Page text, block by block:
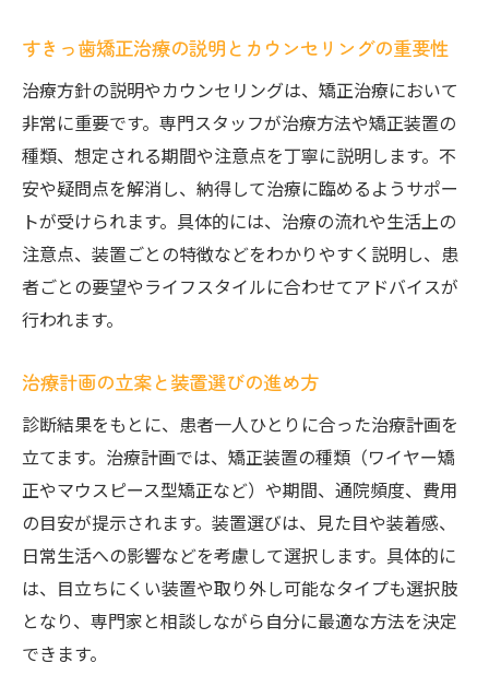
すきっ歯矯正治療の説明とカウンセリングの重要性
治療方針の説明やカウンセリングは、矯正治療において
非常に重要です。専門スタッフが治療方法や矯正装置の
種類、想定される期間や注意点を丁寧に説明します。不
安や疑問点を解消し、納得して治療に臨めるようサポー
トが受けられます。具体的には、治療の流れや生活上の
注意点、装置ごとの特徴などをわかりやすく説明し、患
者ごとの要望やライフスタイルに合わせてアドバイスが
行われます。
治療計画の立案と装置選びの進め方
診断結果をもとに、患者一人ひとりに合った治療計画を
立てます。治療計画では、矯正装置の種類（ワイヤー矯
正やマウスピース型矯正など）や期間、通院頻度、費用
の目安が提示されます。装置選びは、見た目や装着感、
日常生活への影響などを考慮して選択します。具体的に
は、目立ちにくい装置や取り外し可能なタイプも選択肢
となり、専門家と相談しながら自分に最適な方法を決定
できます。